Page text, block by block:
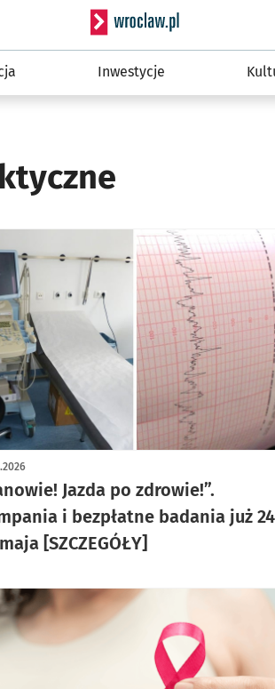
Serwis
Inwestycje
Jazda po zdrowie!”.
i bezpłatne badania już
[SZCZEGÓŁY]